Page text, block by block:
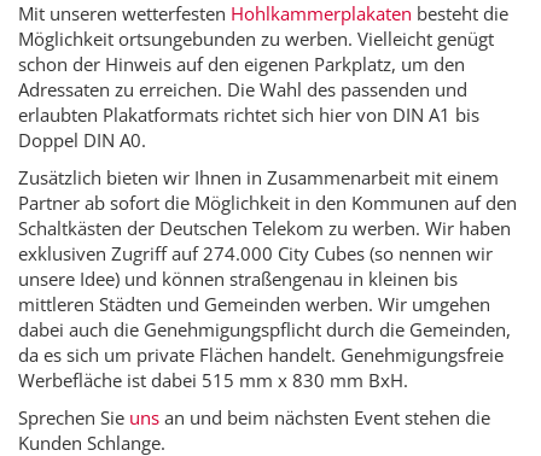
Mit unseren wetterfesten Hohlkammerplakaten besteht die
Möglichkeit ortsungebunden zu werben. Vielleicht genügt
schon der Hinweis auf den eigenen Parkplatz, um den
Adressaten zu erreichen. Die Wahl des passenden und
erlaubten Plakatformats richtet sich hier von DIN A1 bis
Doppel DIN A0.
Zusätzlich bieten wir Ihnen in Zusammenarbeit mit einem
Partner ab sofort die Möglichkeit in den Kommunen auf den
Schaltkästen der Deutschen Telekom zu werben. Wir haben
exklusiven Zugriff auf 274.000 City Cubes (so nennen wir
unsere Idee) und können straßengenau in kleinen bis
mittleren Städten und Gemeinden werben. Wir umgehen
dabei auch die Genehmigungspflicht durch die Gemeinden,
da es sich um private Flächen handelt. Genehmigungsfreie
Werbefläche ist dabei 515 mm x 830 mm BxH.
Sprechen Sie uns an und beim nächsten Event stehen die
Kunden Schlange.